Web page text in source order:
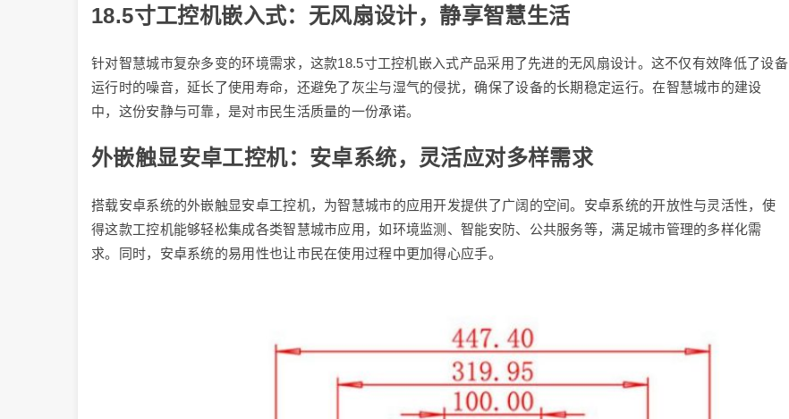
18.5寸工控机嵌入式：无风扇设计，静享智慧生活
针对智慧城市复杂多变的环境需求，这款18.5寸工控机嵌入式产品采用了先进的无风扇设计。这不仅有效降低了设备
运行时的噪音，延长了使用寿命，还避免了灰尘与湿气的侵扰，确保了设备的长期稳定运行。在智慧城市的建设
中，这份安静与可靠，是对市民生活质量的一份承诺。
外嵌触显安卓工控机：安卓系统，灵活应对多样需求
搭载安卓系统的外嵌触显安卓工控机，为智慧城市的应用开发提供了广阔的空间。安卓系统的开放性与灵活性，使
得这款工控机能够轻松集成各类智慧城市应用，如环境监测、智能安防、公共服务等，满足城市管理的多样化需
求。同时，安卓系统的易用性也让市民在使用过程中更加得心应手。